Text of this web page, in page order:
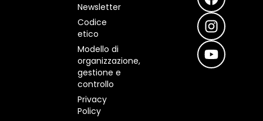
Newsletter
Codice
etico
Modello di
organizzazione,
gestione e
controllo
Privacy
Policy
a
c
e
b
o
o
n
s
t
a
g
r
o
u
t
u
b
e